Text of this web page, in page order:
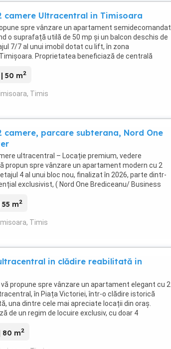
camere Ultracentral in Timisoara
spre vânzare un apartament semidecomandat
o suprafață utilă de 50 mp și un balcon deschis de
7/7 al unui imobil dotat cu lift, în zona
Proprietatea beneficiază de centrală
| 50 m2
Timis
camere, parcare subterana, Nord One
ultracentral – Locație premium, vedere
propun spre vânzare un apartament modern cu 2
4 al unui bloc nou, finalizat în 2026, parte dintr-
exclusivist, ( Nord One Brediceanu/ Business
55 m2
Timis
in clădire reabilitată in
vă propune spre vânzare un apartament elegant cu 2
în Piața Victoriei, într-o clădire istorică
una dintre cele mai apreciate locații din oraș.
de un regim de locuire exclusiv, cu doar 4
80 m2